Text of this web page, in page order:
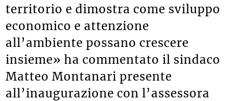
territorio e dimostra come sviluppo
economico e attenzione
all’ambiente possano crescere
insieme» ha commentato il sindaco
Matteo Montanari presente
all’inaugurazione con l’assessora